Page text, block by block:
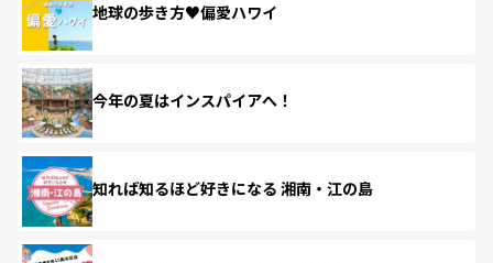
地球の歩き方♥偏愛ハワイ
今年の夏はインスパイアへ！
知れば知るほど好きになる 湘南・江の島